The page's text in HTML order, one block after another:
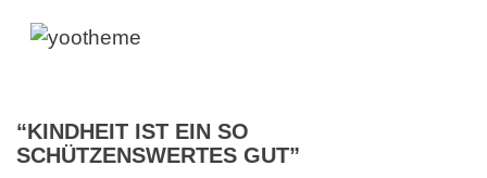
“KINDHEIT IST EIN SO
SCHÜTZENSWERTES GUT”